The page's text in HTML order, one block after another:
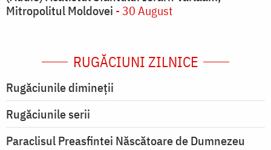
Mitropolitul Moldovei - 30 August
RUGĂCIUNI ZILNICE
Rugăciunile dimineții
Rugăciunile serii
Paraclisul Preasfintei Născătoare de Dumnezeu